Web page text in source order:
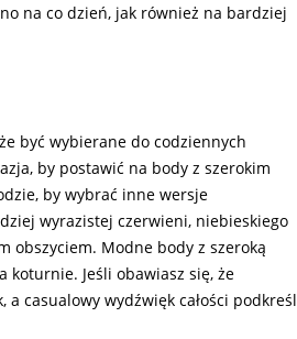
na co dzień, jak również na bardziej
być wybierane do codziennych
by postawić na body z szerokim
by wybrać inne wersje
wyrazistej czerwieni, niebieskiego
obszyciem. Modne body z szeroką
koturnie. Jeśli obawiasz się, że
casualowy wydźwięk całości podkreśl